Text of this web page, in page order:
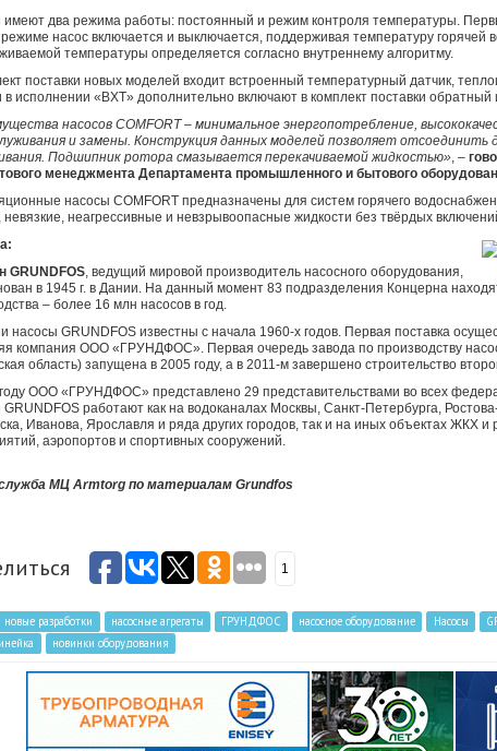
имеют два режима работы: постоянный и режим контроля температуры.
насос включается и выключается, поддерживая температуру горячей
температуры определяется согласно внутреннему алгоритму.
поставки новых моделей входит встроенный температурный датчик,
исполнении «BXT» дополнительно включают в комплект поставки обратный
насосов COMFORT – минимальное энергопотребление,
и замены. Конструкция данных моделей позволяет отсоединить
Подшипник ротора смазывается перекачиваемой жидкостью», –
менеджмента Департамента промышленного и бытового
насосы COMFORT предназначены для систем горячего
невязкие, неагрессивные и невзрывоопасные жидкости без твёрдых
GRUNDFOS, ведущий мировой производитель насосного оборудования,
в 1945 г. в Дании. На данный момент 83 подразделения Концерна
– более 16 млн насосов в год.
насосы GRUNDFOS известны с начала 1960-х годов. Первая поставка
компания ООО «ГРУНДФОС». Первая очередь завода по производству
область) запущена в 2005 году, а в 2011-м завершено строительство
ООО «ГРУНДФОС» представлено 29 представительствами во всех
работают как на водоканалах Москвы, Санкт-Петербурга,
Иванова, Ярославля и ряда других городов, так и на иных объектах ЖКХ
аэропортов и спортивных сооружений.
МЦ Armtorg по материалам Grundfos
1
новые разработки насосные агрегаты ГРУНДФОС насосное оборудование Насосы
новинки оборудования